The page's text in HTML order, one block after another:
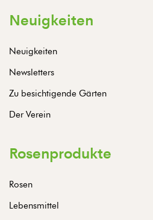
Neuigkeiten
Neuigkeiten
Newsletters
Zu besichtigende Gärten
Der Verein
Rosenprodukte
Rosen
Lebensmittel